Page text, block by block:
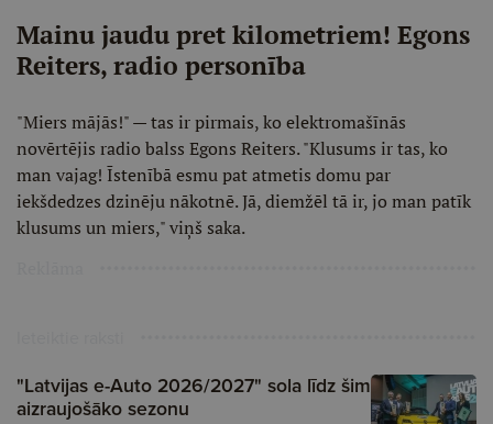
Mainu jaudu pret kilometriem! Egons
Reiters, radio personība
"Miers mājās!" — tas ir pirmais, ko elektromašīnās
novērtējis radio balss Egons Reiters. "Klusums ir tas, ko
man vajag! Īstenībā esmu pat atmetis domu par
iekšdedzes dzinēju nākotnē. Jā, diemžēl tā ir, jo man patīk
klusums un miers," viņš saka.
"Latvijas e-Auto 2026/2027" sola līdz šim
aizraujošāko sezonu